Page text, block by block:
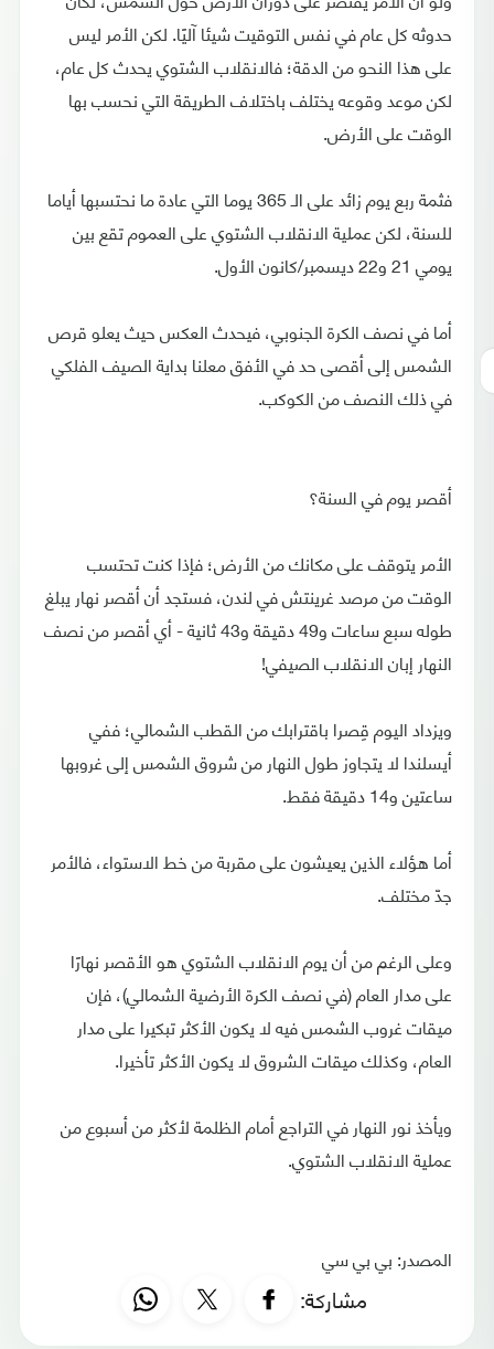
حدوثه كل عام في نفس التوقيت شيئا آليًا. لكن الأمر ليس
على هذا النحو من الدقة؛ فالانقلاب الشتوي يحدث كل عام،
لكن موعد وقوعه يختلف باختلاف الطريقة التي نحسب بها
الوقت على الأرض.
فثمة ربع يوم زائد على الـ 365 يوما التي عادة ما نحتسبها أياما
للسنة، لكن عملية الانقلاب الشتوي على العموم تقع بين
يومي 21 و22 ديسمبر/كانون الأول.
أما في نصف الكرة الجنوبي، فيحدث العكس حيث يعلو قرص
الشمس إلى أقصى حد في الأفق معلنا بداية الصيف الفلكي
في ذلك النصف من الكوكب.
أقصر يوم في السنة؟
الأمر يتوقف على مكانك من الأرض؛ فإذا كنت تحتسب
الوقت من مرصد غرينتش في لندن، فستجد أن أقصر نهار يبلغ
طوله سبع ساعات و49 دقيقة و43 ثانية - أي أقصر من نصف
النهار إبان الانقلاب الصيفي!
ويزداد اليوم قِصرا باقترابك من القطب الشمالي؛ ففي
أيسلندا لا يتجاوز طول النهار من شروق الشمس إلى غروبها
ساعتين و14 دقيقة فقط.
أما هؤلاء الذين يعيشون على مقربة من خط الاستواء، فالأمر
جدّ مختلف.
وعلى الرغم من أن يوم الانقلاب الشتوي هو الأقصر نهارًا
على مدار العام (في نصف الكرة الأرضية الشمالي)، فإن
ميقات غروب الشمس فيه لا يكون الأكثر تبكيرا على مدار
العام، وكذلك ميقات الشروق لا يكون الأكثر تأخيرا.
ويأخذ نور النهار في التراجع أمام الظلمة لأكثر من أسبوع من
عملية الانقلاب الشتوي.
المصدر: بي بي سي
مشاركة: